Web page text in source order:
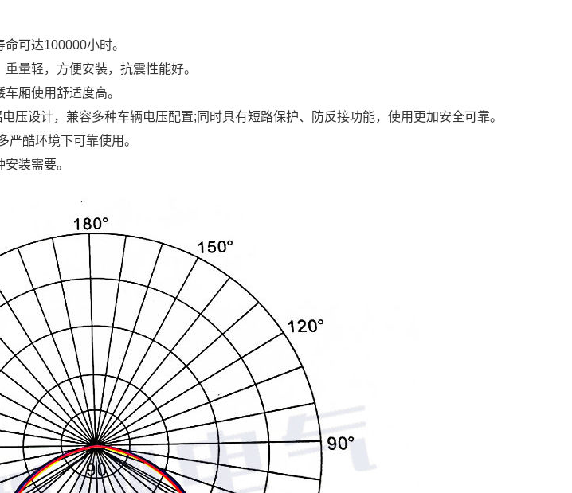
可达100000小时。
量轻，方便安装，抗震性能好。
厢使用舒适度高。
压设计，兼容多种车辆电压配置;同时具有短路保护、防反接功能，使用更加安全可靠。
严酷环境下可靠使用。
装需要。